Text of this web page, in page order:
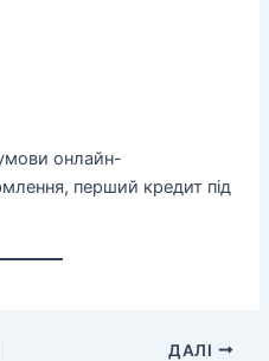
онлайн-
перший кредит під
ДАЛІ